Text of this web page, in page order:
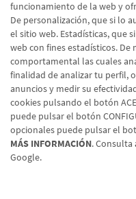
funcionamiento de la web y
De personalización, que si lo
el sitio web. Estadísticas, que
web con fines estadísticos.
comportamental las cuales
finalidad de analizar tu perfil,
anuncios y medir su
cookies pulsando el botón
puede pulsar el botón
opcionales puede pulsar el
MÁS INFORMACIÓN. Consulta
Google.
Aviso legal